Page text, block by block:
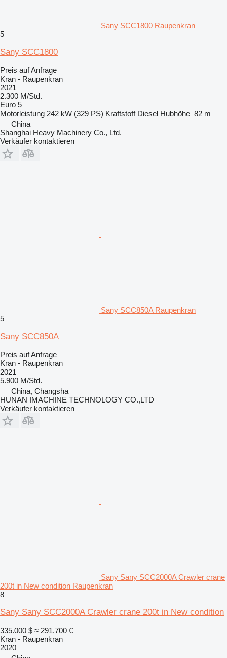
Sany SCC1800 Raupenkran
5
Sany SCC1800
Preis auf Anfrage
Kran - Raupenkran
2021
2.300 M/Std.
Euro 5
Motorleistung 242 kW (329 PS) Kraftstoff Diesel Hubhöhe 82 m
China
Shanghai Heavy Machinery Co., Ltd.
Verkäufer kontaktieren
Sany SCC850A Raupenkran
5
Sany SCC850A
Preis auf Anfrage
Kran - Raupenkran
2021
5.900 M/Std.
China, Changsha
HUNAN IMACHINE TECHNOLOGY CO.,LTD
Verkäufer kontaktieren
Sany Sany SCC2000A Crawler crane
200t in New condition Raupenkran
8
Sany Sany SCC2000A Crawler crane 200t in New condition
335.000 $ ≈ 291.700 €
Kran - Raupenkran
2020